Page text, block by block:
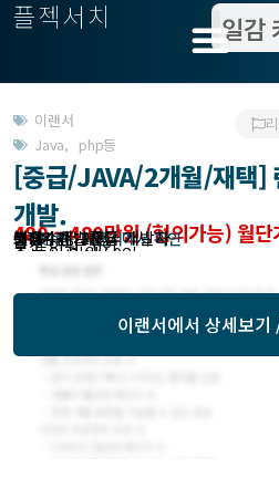
플젝서치
이랜서
Java, php등
[중급/JAVA/2개월/재택]
개발.
480 ~ 480만원 (협의가능) 월
작업방식 : 이랜서에서 확인
모집기한 : 이랜서에서 확인
예상기간 : 2개월
고객위치 : 재택
분야 : 개발
필요수준 : 중급 개발자
모집 인원 : 0인
총 투입 인원 : 0인
이랜서에서 상세보기